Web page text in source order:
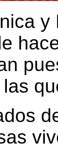
y